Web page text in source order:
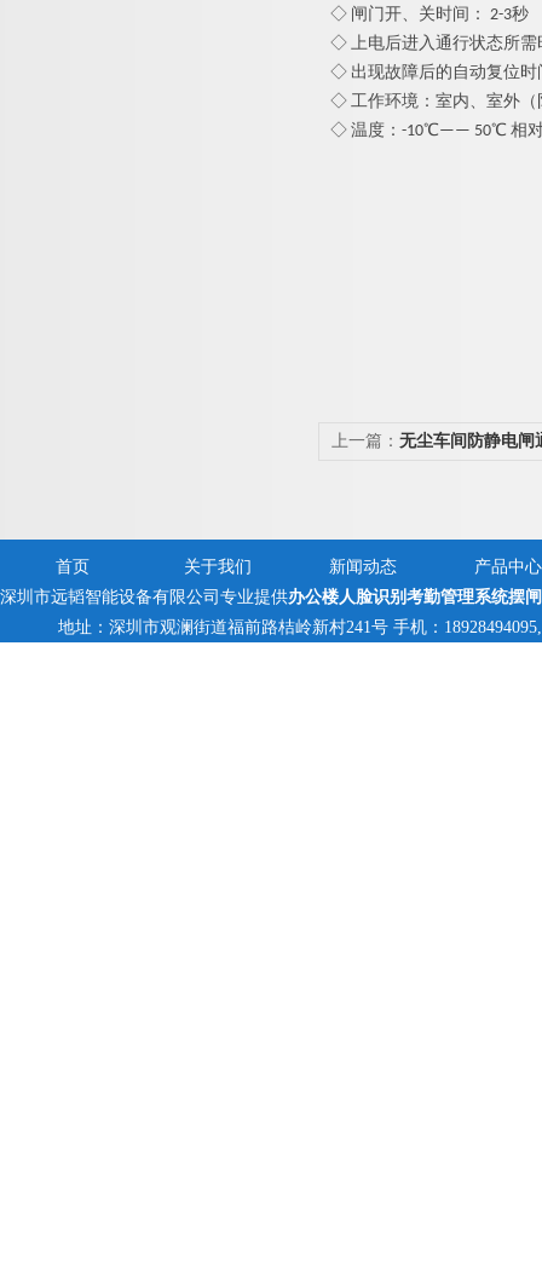
◇ 闸门开、关时间： 2-3秒
◇ 上电后进入通行状态所需
◇ 出现故障后的自动复位时
◇ 工作环境：室内、室外（
◇ 温度：-10℃—— 50℃ 相对
上一篇： 无尘车间防静电闸
首页 关于我们 新闻动态
产品中心
深圳市远韬智能设备有限公司专业提供办公楼人脸识别考勤管理系统摆闸
地址：深圳市观澜街道福前路桔岭新村241号 手机：